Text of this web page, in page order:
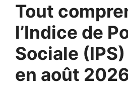
Tout
l’Indice de
Sociale
en août